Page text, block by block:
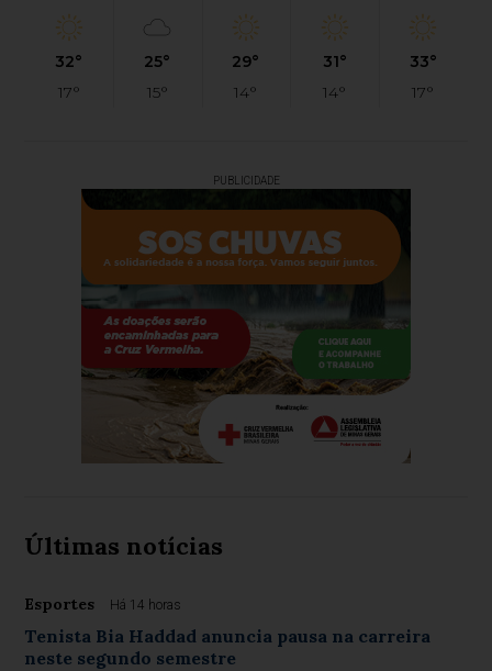
32°
17°
25°
15°
29°
14°
31°
14°
33°
17°
PUBLICIDADE
Últimas notícias
Esportes Há 14 horas
Tenista Bia Haddad anuncia pausa na carreira
neste segundo semestre